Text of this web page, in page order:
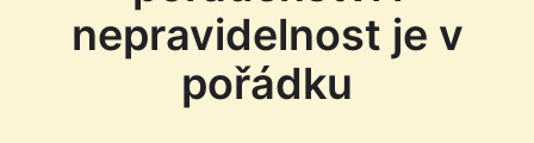
nepravidelnost je v
pořádku